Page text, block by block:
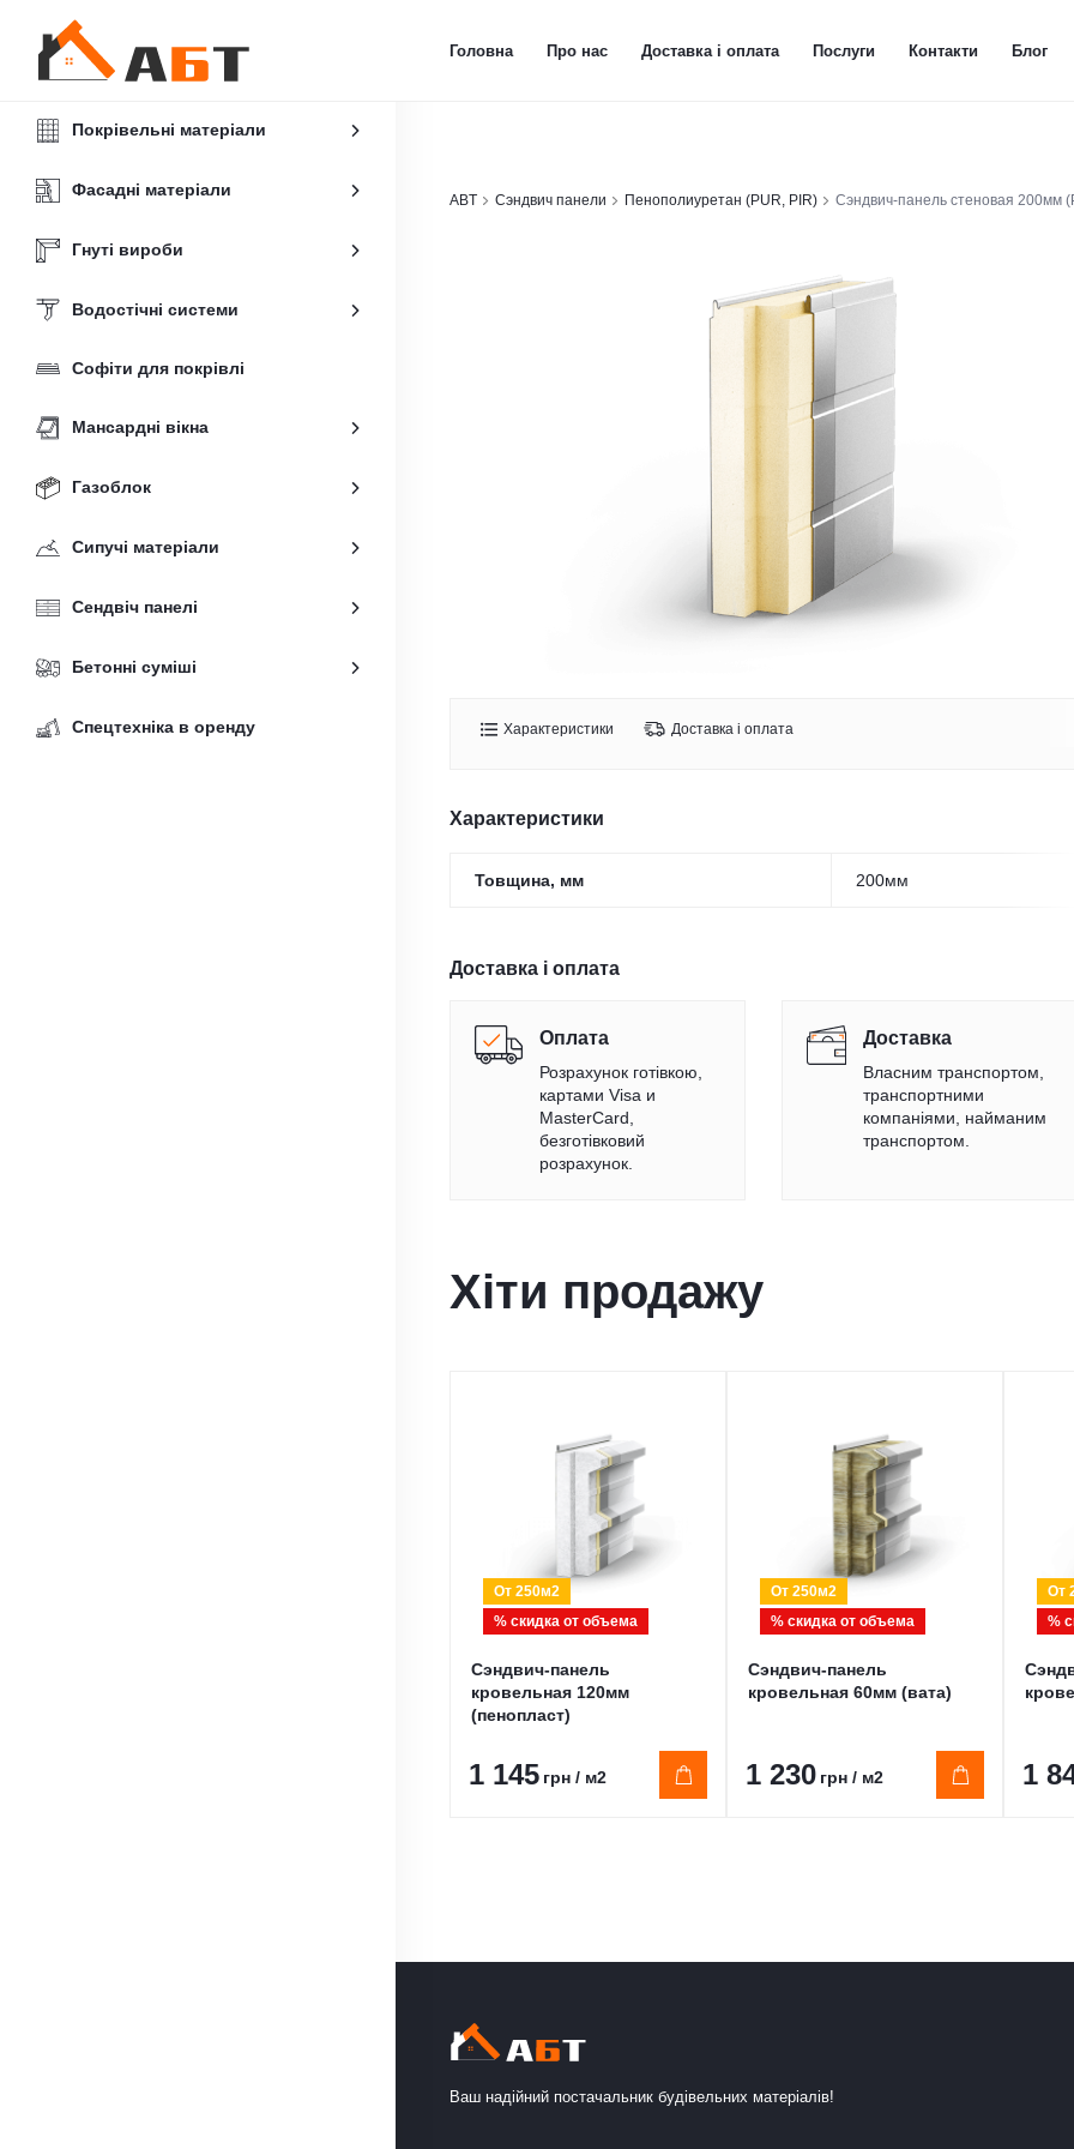
Головна Про нас Доставка і оплата Послуги Контакти Блог
Покрівельні матеріали
Фасадні матеріали
Гнуті вироби
Водостічні системи
Софіти для покрівлі
Мансардні вікна
Газоблок
Сипучі матеріали
Сендвіч панелі
Бетонні суміші
Спецтехніка в оренду
ABT Сэндвич панели Пенополиуретан (PUR, PIR) Сэндвич-панель стеновая 200мм
Характеристики Доставка і оплата
Характеристики
Товщина, мм 200мм
Доставка і оплата
Оплата
Розрахунок готівкою,
картами Visa и
MasterCard,
безготівковий
розрахунок.
Доставка
Власним транспортом,
транспортними
компаніями, найманим
транспортом.
Хіти продажу
От 250м2
% скидка от объема
Сэндвич-панель
кровельная 120мм
(пенопласт)
1 145 грн / м2
От 250м2
% скидка от объема
Сэндвич-панель
кровельная 60мм (вата)
1 230 грн / м2
От
%
1
Ваш надійний постачальник будівельних матеріалів!